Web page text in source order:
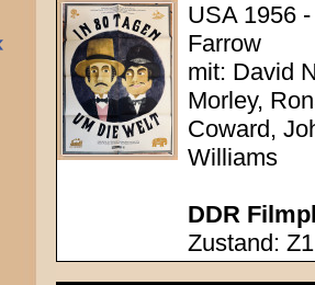
USA 1956
Farrow
mit: David
Morley,
Coward,
Williams
DDR
Zustand: